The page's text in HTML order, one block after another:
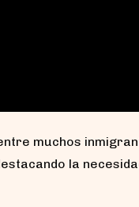
muchos
la